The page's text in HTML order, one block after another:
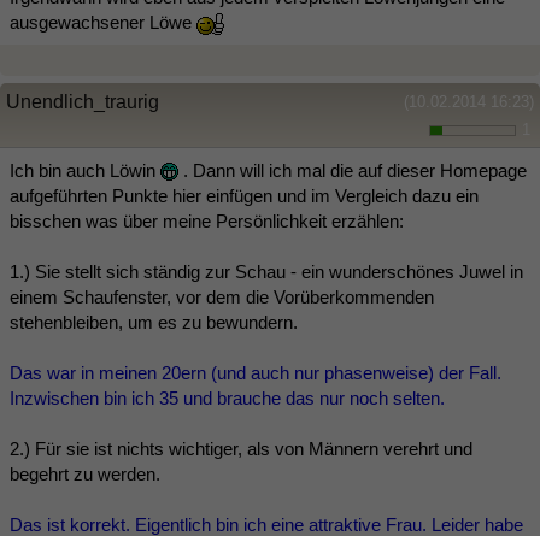
ausgewachsener Löwe
(10.02.2014 16:23)
Unendlich_traurig
Ich bin auch Löwin
. Dann will ich mal die auf dieser Homepage
aufgeführten Punkte hier einfügen und im Vergleich dazu ein
bisschen was über meine Persönlichkeit erzählen:
1.) Sie stellt sich ständig zur Schau - ein wunderschönes Juwel in
einem Schaufenster, vor dem die Vorüberkommenden
stehenbleiben, um es zu bewundern.
Das war in meinen 20ern (und auch nur phasenweise) der Fall.
Inzwischen bin ich 35 und brauche das nur noch selten.
2.) Für sie ist nichts wichtiger, als von Männern verehrt und
begehrt zu werden.
Das ist korrekt. Eigentlich bin ich eine attraktive Frau. Leider habe